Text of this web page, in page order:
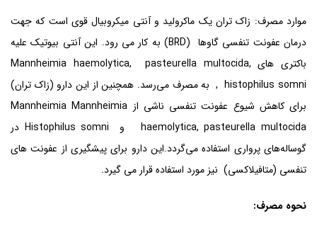
موارد مصرف: زاک تران یک ماکرولید و آنتی میکروبیال قوی است که جهت
درمان عفونت تنفسی گاوها (BRD) به کار می رود. این آنتی بیوتیک علیه
باکتری های Mannheimia haemolytica, pasteurella multocida,
histophilus somni, به مصرف می‌رسد. همچنین از این دارو (زاک تران)
برای کاهش شیوع عفونت تنفسی ناشی از Mannheimia Mannheimia
haemolytica, pasteurella multocida و Histophilus somni در
گوساله‌های پرواری استفاده می‌گردد.این دارو برای پیشگیری از عفونت های
تنفسی (متافیلاکسی) نیز مورد استفاده قرار می گیرد.
نحوه مصرف: